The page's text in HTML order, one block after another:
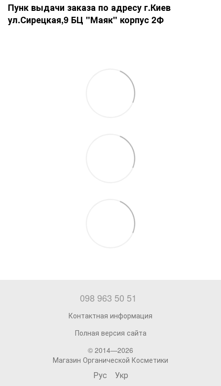
Пунк выдачи заказа по адресу г.Киев
ул.Сирецкая,9 БЦ "Маяк" корпус 2Ф
098 963 50 51
Контактная информация
Полная версия сайта
© 2014—2026
Магазин Органической Косметики
Рус Укр